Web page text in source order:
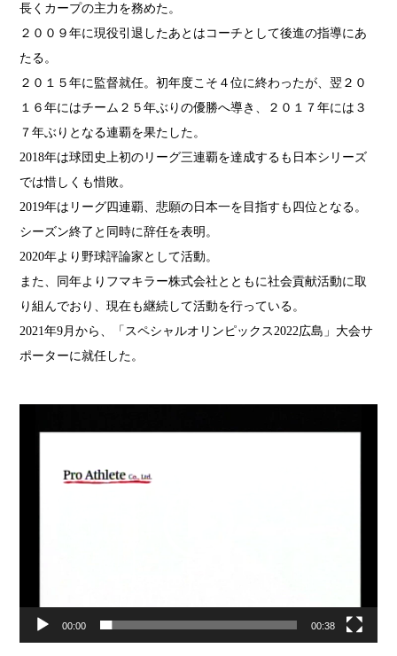
長くカープの主力を務めた。
２００９年に現役引退したあとはコーチとして後進の指導にあ
たる。
２０１５年に監督就任。初年度こそ４位に終わったが、翌２０
１６年にはチーム２５年ぶりの優勝へ導き、２０１７年には３
７年ぶりとなる連覇を果たした。
2018年は球団史上初のリーグ三連覇を達成するも日本シリーズ
では惜しくも惜敗。
2019年はリーグ四連覇、悲願の日本一を目指すも四位となる。
シーズン終了と同時に辞任を表明。
2020年より野球評論家として活動。
また、同年よりフマキラー株式会社とともに社会貢献活動に取
り組んでおり、現在も継続して活動を行っている。
2021年9月から、「スペシャルオリンピックス2022広島」大会サ
ポーターに就任した。
00:00 00:38